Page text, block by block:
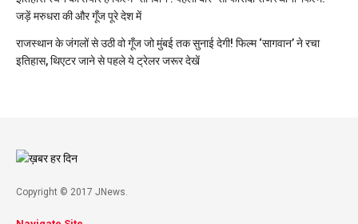
जड़ें मरुधरा की और गूँज पूरे देश में
राजस्थान के जंगलों से उठी वो गूँज जो मुंबई तक सुनाई देगी! फिल्म ‘सागवान’ ने रचा
इतिहास, थिएटर जाने से पहले ये ट्रेलर जरूर देखें
Copyright © 2017 JNews.